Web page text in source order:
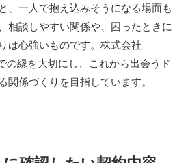
、一人で抱え込みそうになる場面も
相談しやすい関係や、困ったときに
は心強いものです。株式会社
の縁を大切にし、これから出会うド
関係づくりを目指しています。